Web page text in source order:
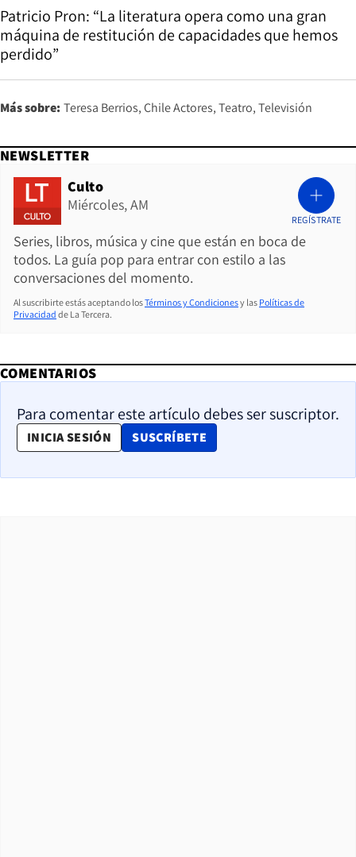
Patricio Pron: “La literatura opera como una gran
máquina de restitución de capacidades que hemos
perdido”
Más sobre: Teresa Berrios Chile Actores Teatro Televisión
NEWSLETTER
Culto
Miércoles, AM
Series, libros, música y cine que están en boca de
todos. La guía pop para entrar con estilo a las
conversaciones del momento.
REGÍSTRATE
Al suscribirte estás aceptando losTérminos y Condicionesy las Políticas de
Privacidad de La Tercera.
COMENTARIOS
Para comentar este artículo debes ser suscriptor.
INICIA SESIÓN SUSCRÍBETE
OPENS IN NEW WINDOW